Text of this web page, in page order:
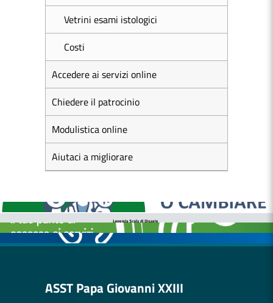
Vetrini esami istologici
Costi
Accedere ai servizi online
Chiedere il patrocinio
Modulistica online
Aiutaci a migliorare
BOLLETTINI DISAGIO DA CALORE
CASE DI COMUNITÀ
OSPEDALE DI COMUNITÀ
ASST Papa Giovanni XXIII